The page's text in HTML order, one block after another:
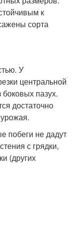
к
сорта
У
центральной
пазух.
достаточно
побеги не дадут
с грядки,
(других